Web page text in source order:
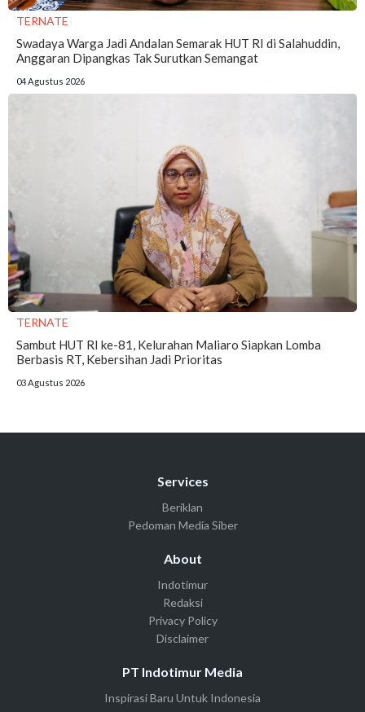
TERNATE
Swadaya Warga Jadi Andalan Semarak HUT RI di Salahuddin,
Anggaran Dipangkas Tak Surutkan Semangat
04 Agustus 2026
TERNATE
Sambut HUT RI ke-81, Kelurahan Maliaro Siapkan Lomba
Berbasis RT, Kebersihan Jadi Prioritas
03 Agustus 2026
Services
Beriklan
Pedoman Media Siber
About
Indotimur
Redaksi
Privacy Policy
Disclaimer
PT Indotimur Media
Inspirasi Baru Untuk Indonesia